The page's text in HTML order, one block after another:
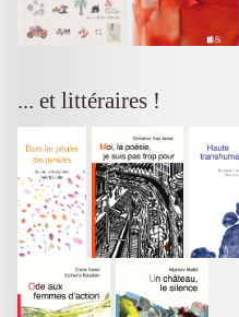
... et littéraires !